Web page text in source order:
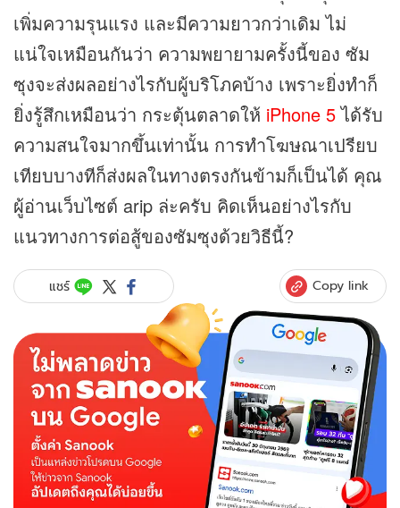
เพิ่มความรุนแรง และมีความยาวกว่าเดิม ไม่
แน่ใจเหมือนกันว่า ความพยายามครั้งนี้ของ ซัม
ซุงจะส่งผลอย่างไรกับผู้บริโภคบ้าง เพราะยิ่งทำก็
ยิ่งรู้สึกเหมือนว่า กระตุ้นตลาดให้ iPhone 5ได้รับ
ความสนใจมากขึ้นเท่านั้น การทำโฆษณาเปรียบ
เทียบบางทีก็ส่งผลในทางตรงกันข้ามก็เป็นได้ คุณ
ผู้อ่านเว็บไซต์ arip ล่ะครับ คิดเห็นอย่างไรกับ
แนวทางการต่อสู้ของซัมซุงด้วยวิธีนี้?
แชร์ Copy link